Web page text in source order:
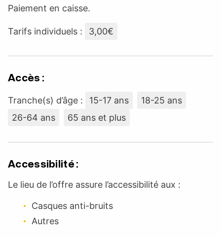
Paiement en caisse.
Tarifs individuels : 3,00€
Accès :
Tranche(s) d’âge : 15-17 ans
18-25 ans
26-64 ans
65 ans et plus
Accessibilité :
Le lieu de l’offre assure l’accessibilité aux :
Casques anti-bruits
Autres